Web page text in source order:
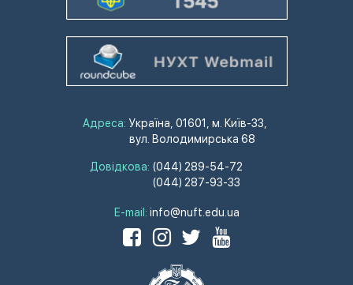
Адреса: Україна, 01601, м. Київ-33,
вул. Володимирська 68
Довідкова: (044) 289-54-72
(044) 287-93-33
E-mail: info@nuft.edu.ua